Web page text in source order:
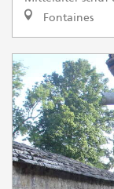
Fontaines